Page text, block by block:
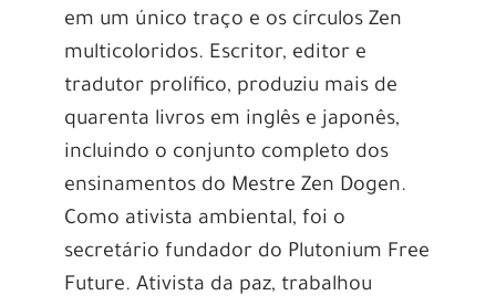
em um único traço e os círculos Zen
multicoloridos. Escritor, editor e
tradutor prolífico, produziu mais de
quarenta livros em inglês e japonês,
incluindo o conjunto completo dos
ensinamentos do Mestre Zen Dogen.
Como ativista ambiental, foi o
secretário fundador do Plutonium Free
Future. Ativista da paz, trabalhou